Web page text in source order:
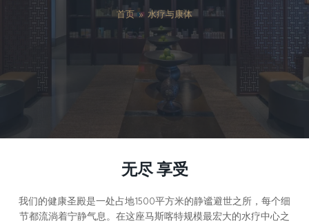
首页 » 水疗与康体
无尽 享受
我们的健康圣殿是一处占地1500平方米的静谧避世之所，每个细
节都流淌着宁静气息。在这座马斯喀特规模最宏大的水疗中心之